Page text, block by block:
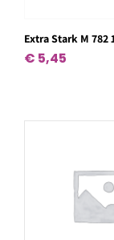
Extra Stark M 782
€ 5,45